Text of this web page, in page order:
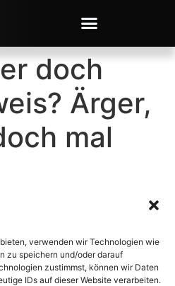
verwenden wir Technologien wie
zu speichern und/oder darauf
zustimmst, können wir Daten
IDs auf dieser Website verarbeiten.
doch
Ärger,
mal